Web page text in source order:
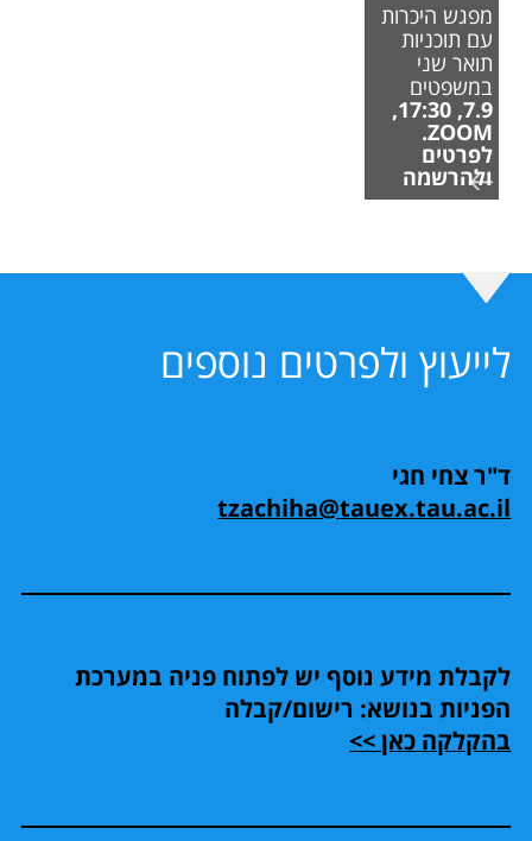
מפגש היכרות
עם תוכניות
תואר שני
במשפטים
7.9, 17:30,
ZOOM.
לפרטים
ולהרשמה
לייעוץ ולפרטים נוספים
ד"ר צחי חגי
tzachiha@tauex.tau.ac.il
לקבלת מידע נוסף יש לפתוח פניה במערכת
הפניות בנושא: רישום/קבלה
בהקלקה כאן >>